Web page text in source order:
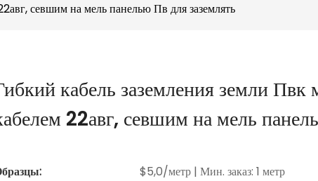
севшим на мель панелью Пв для заземлять
кабель заземления земли
22авг, севшим на мель
$5,0/метр | Мин. заказ: 1 метр